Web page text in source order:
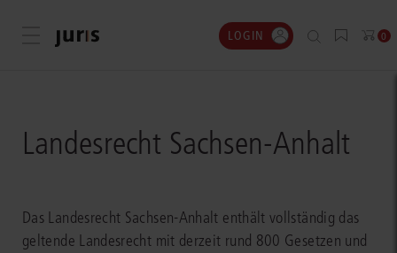
Menü öffnen LOGIN 0
Landesrecht Sachsen-Anhalt
Das Landesrecht Sachsen-Anhalt enthält vollständig das
geltende Landesrecht mit derzeit rund 800 Gesetzen und